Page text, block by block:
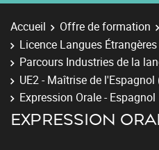
Accueil Offre de formation
Licence Langues
Parcours Industries de la
UE2 - Maîtrise de l'Espagnol
Expression Orale - Espagnol
EXPRESSION